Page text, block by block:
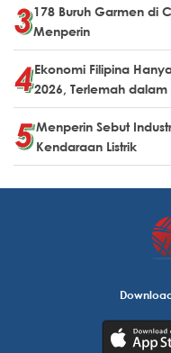
178 Buruh Garmen di
Menperin
Ekonomi Filipina
2026, Terlemah dalam
Menperin Sebut
Kendaraan Listrik